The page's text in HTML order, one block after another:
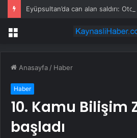
Eyüpsultan’da can alan saldırı: Oto
Menü
Anasayfa / Haber
Haber
10. Kamu Bilişim
başladı